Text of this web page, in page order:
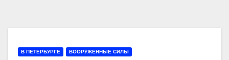
В ПЕТЕРБУРГЕ ВООРУЖЁННЫЕ СИЛЫ